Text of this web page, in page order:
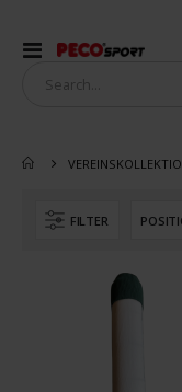
Navigation
FILTER